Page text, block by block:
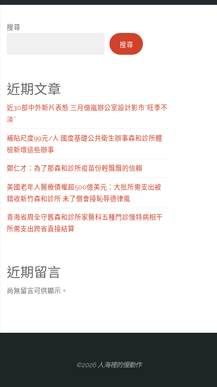
搜尋
搜尋
近期文章
近30部中外新片表態 三月億嵐辦公室設計影市“旺季不
淡”
補貼尺度99元/人 國度基礎公共衛生辦事森和診所體
檢新增這些辦事
鄭仁才：為了那森和診所疫苗份輕飄飄的信賴
美國老年人醫療債權超500億美元：大批所需支出被
錯收新竹森和診所 未了償會接恥辱德律風
青海省周全守舊森和診所家醫科五種門診慢特病相干
所需支出跨省直接結算
近期留言
尚無留言可供顯示。
©2026 人海裡的慢動作